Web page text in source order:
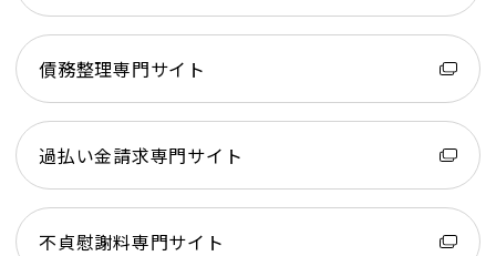
債務整理専門サイト
過払い金請求専門サイト
不貞慰謝料専門サイト